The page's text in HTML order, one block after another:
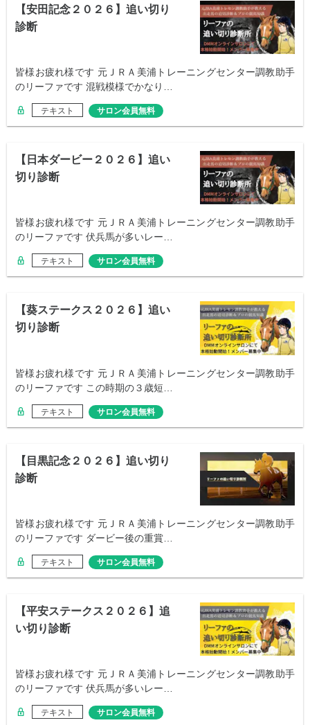
【安田記念２０２６】追い切り
診断
皆様お疲れ様です 元ＪＲＡ美浦トレーニングセンター調教助手
のリーファです 混戦模様でかなり…
テキスト サロン会員無料
【日本ダービー２０２６】追い
切り診断
皆様お疲れ様です 元ＪＲＡ美浦トレーニングセンター調教助手
のリーファです 伏兵馬が多いレー…
テキスト サロン会員無料
【葵ステークス２０２６】追い
切り診断
皆様お疲れ様です 元ＪＲＡ美浦トレーニングセンター調教助手
のリーファです この時期の３歳短…
テキスト サロン会員無料
【目黒記念２０２６】追い切り
診断
皆様お疲れ様です 元ＪＲＡ美浦トレーニングセンター調教助手
のリーファです ダービー後の重賞…
テキスト サロン会員無料
【平安ステークス２０２６】追
い切り診断
皆様お疲れ様です 元ＪＲＡ美浦トレーニングセンター調教助手
のリーファです 伏兵馬が多いレー…
テキスト サロン会員無料